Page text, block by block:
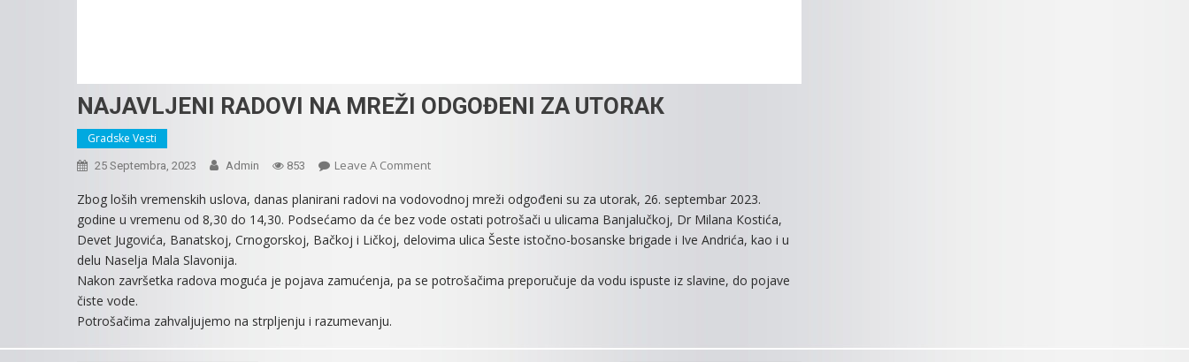
NAJAVLJENI RADOVI NA MREŽI ODGOĐENI ZA UTORAК
Gradske Vesti
25 Septembra, 2023 Admin 853 Leave A CommentOn
RADOVI
NA
MREŽI
ZA
Zbog loših vremenskih uslova, danas planirani radovi na vodovodnoj mreži odgođeni su za utorak, 26. septembar 2023.
godine u vremenu od 8,30 do 14,30. Podsećamo da će bez vode ostati potrošači u ulicama Banjalučkoj, Dr Milana Кostića,
Devet Jugovića, Banatskoj, Crnogorskoj, Bačkoj i Ličkoj, delovima ulica Šeste istočno-bosanske brigade i Ive Andrića, kao i u
delu Naselja Mala Slavonija.
Nakon završetka radova moguća je pojava zamućenja, pa se potrošačima preporučuje da vodu ispuste iz slavine, do pojave
čiste vode.
Potrošačima zahvaljujemo na strpljenju i razumevanju.